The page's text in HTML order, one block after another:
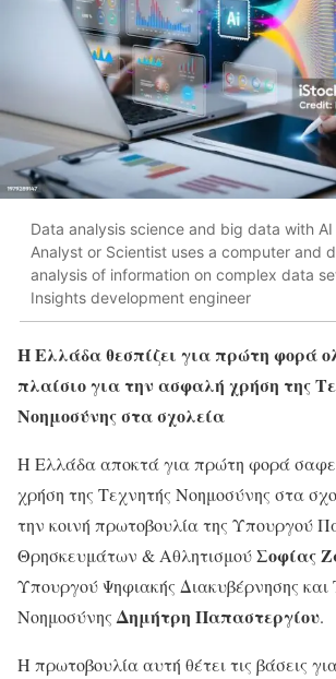
Data analysis science and big data with
Analyst or Scientist uses a computer and
analysis of information on complex data
Insights development engineer
Η Ελλάδα θεσπίζει για πρώτη φορά
πλαίσιο για την ασφαλή χρήση της
Νοημοσύνης στα σχολεία
Η Ελλάδα αποκτά για πρώτη φορά
χρήση της Τεχνητής Νοημοσύνης στα
την κοινή πρωτοβουλία της Υπουργού
Θρησκευμάτων & ΑθλητισμούΣοφίας
Υπουργού Ψηφιακής Διακυβέρνησης και
Νοημοσύνης Δημήτρη Παπαστεργίου.
Η πρωτοβουλία αυτή θέτει τις βάσεις